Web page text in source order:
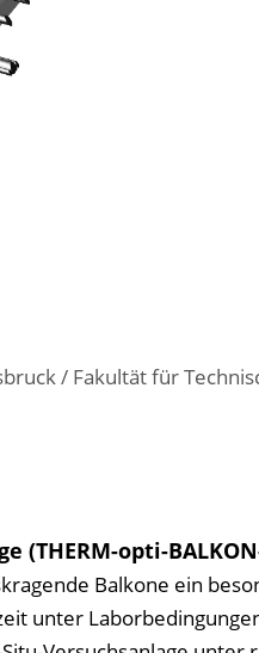
/ Fakultät für
opti-
Balkone ein
unter